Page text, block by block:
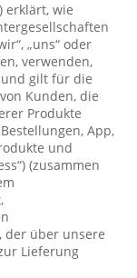
erklärt, wie
„uns“ oder
verwenden,
gilt für die
Kunden, die
Produkte
App,
und
(zusammen
der über unsere
Lieferung